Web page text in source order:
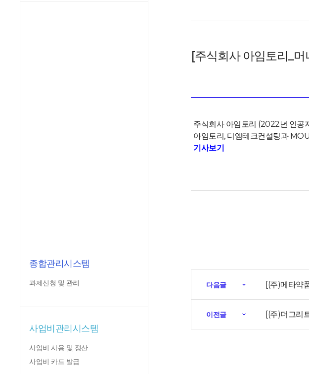
종합관리시스템
과제신청 및 관리
사업비관리시스템
사업비 사용 및 정산
사업비 카드 발급
[주식회사 아임토리_
주식회사 아임토리 (2022년 인공
아임토리, 디엠테크컨설팅과
기사보기
다음글 [(주)메타약
이전글 [(주)더그리